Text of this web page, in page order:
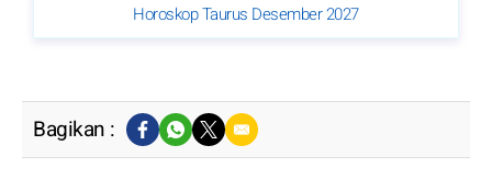
Horoskop Taurus Desember 2027
Bagikan :